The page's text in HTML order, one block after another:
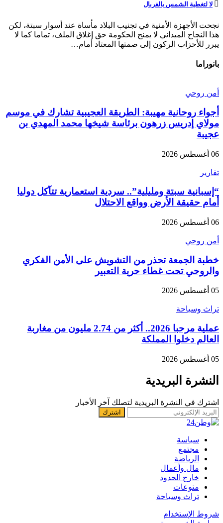
لا لتغطية الشمس بالغربال
نجحت الأجهزة الأمنية في تجنيب البلاد مأساة عند أسوار سبتة، لكن
هذا النجاح الميداني لا يمنح الحكومة حق إغلاق الملف، تماما كما لا
يبرر للأحزاب الركون إلى صمتها المعتاد أمام…
بانوراما
أمن روحي
أجواء روحانية مهيبة: الطريقة العجيبية تشارك في موسم
مولاي إدريس زرهون برئاسة شيخها محمد المهدي بن
عجيبة
06 أغسطس 2026
تقارير
“إسبانية سبتة ومليلية”.. سردية استعمارية تتآكل دوليا
أمام حقيقة الأرض وواقع الاحتلال
06 أغسطس 2026
أمن روحي
خطبة الجمعة تحذر من التشويش على الأمن الفكري
والروحي تحت غطاء حرية التعبير
05 أغسطس 2026
تراث وسياحة
عملية مرحبا 2026.. أكثر من 2.74 مليون من مغاربة
العالم دخلوا المملكة
05 أغسطس 2026
النشرة البريدية
اشترك في النشرة البريدية لتصلك آخر الأخبار
سياسة
مجتمع
الرياضة
مال وأعمال
خارج الحدود
منوعات
تراث وسياحة
شروط الإستخدام